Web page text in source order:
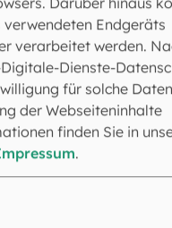
eines
Endgeräts
verarbeitet werden.
Dienste-
für solche
der Webseiteninhalte
finden Sie in
.